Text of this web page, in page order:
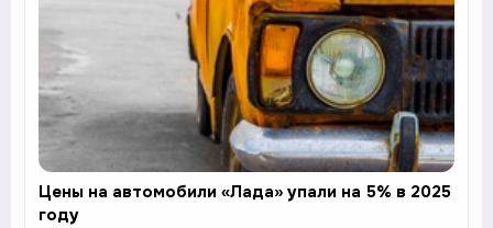
Цены на автомобили «Лада» упали на 5% в 2025
году